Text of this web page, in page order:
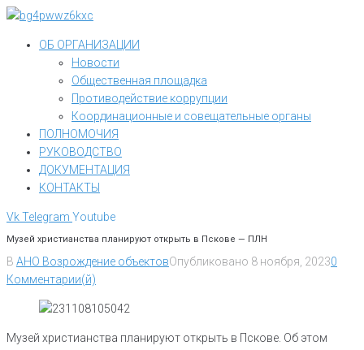
Перейти
контентуОБ ОРГАНИЗАЦИИ
Новости
Общественная площадка
Противодействие коррупции
Координационные и совещательные органы
ПОЛНОМОЧИЯ
РУКОВОДСТВО
ДОКУМЕНТАЦИЯ
КОНТАКТЫ
VkTelegram Youtube
Музей христианства планируют открыть в Пскове — ПЛН
В АНО Возрождение объектовОпубликовано 8 ноября, 20230
Комментарии(й)
Музей христианства планируют открыть в Пскове. Об этом